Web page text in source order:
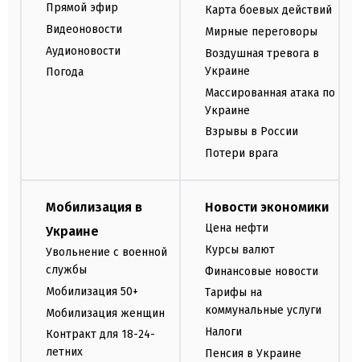
Прямой эфир
Видеоновости
Аудионовости
Погода
Карта боевых действий
Мирные переговоры
Воздушная тревога в
Украине
Массированная атака по
Украине
Взрывы в России
Потери врага
Мобилизация в
Украине
Увольнение с военной
службы
Мобилизация 50+
Мобилизация женщин
Контракт для 18-24-
летних
Новости экономики
Цена нефти
Курсы валют
Финансовые новости
Тарифы на
коммунальные услуги
Налоги
Пенсия в Украине